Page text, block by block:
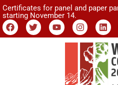
Certificates for panel and paper
starting November 14.